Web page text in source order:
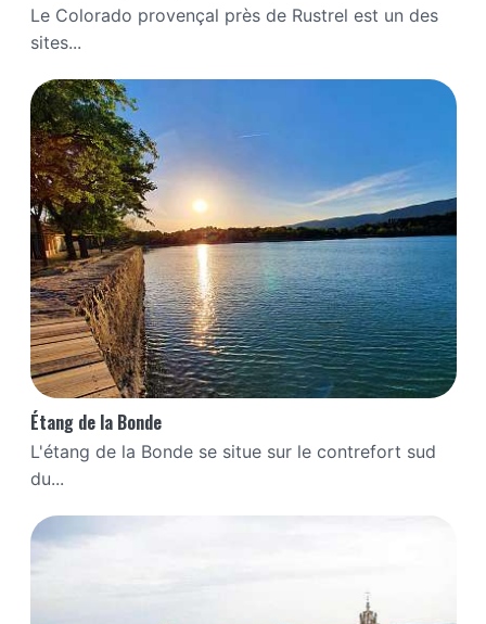
Le Colorado provençal près de Rustrel est un des
sites...
Étang de la Bonde
L'étang de la Bonde se situe sur le contrefort sud
du...